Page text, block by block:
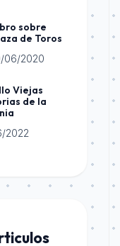
sobre
de Toros
06/2020
Viejas
de la
2022